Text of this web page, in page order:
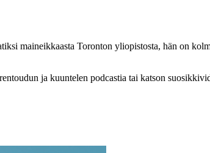
maineikkaasta Toronton yliopistosta, hän on
ja kuuntelen podcastia tai katson